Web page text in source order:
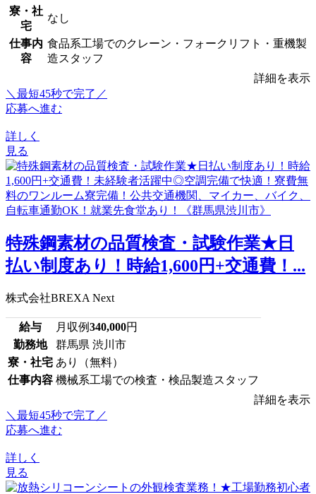
寮・社
宅
なし
仕事内
容
食品系工場でのクレーン・フォークリフト・重機製
造スタッフ
詳細を表示
＼最短45秒で完了／
応募へ進む
詳しく
見る
特殊鋼素材の品質検査・試験作業★日
払い制度あり！時給1,600円+交通費！...
株式会社BREXA Next
給与 月収例340,000円
勤務地
群馬県 渋川市
寮・社宅 あり（無料）
仕事内容 機械系工場での検査・検品製造スタッフ
詳細を表示
＼最短45秒で完了／
応募へ進む
詳しく
見る